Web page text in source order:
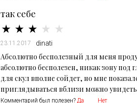
так себе
23.11.2017 dinati
Абсолютно бесполезный для меня
абсолютно бесполезен, никак зону под
для скул вполне сойдет, но мне
приглядываться вблизи можно
Комментарий был полезен? Да Нет